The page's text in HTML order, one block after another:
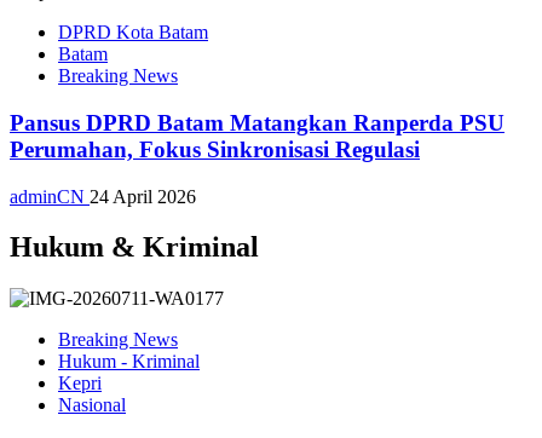
DPRD Kota Batam
Batam
Breaking News
Pansus DPRD Batam Matangkan Ranperda PSU
Perumahan, Fokus Sinkronisasi Regulasi
adminCN 24 April 2026
Hukum & Kriminal
Breaking News
Hukum - Kriminal
Kepri
Nasional